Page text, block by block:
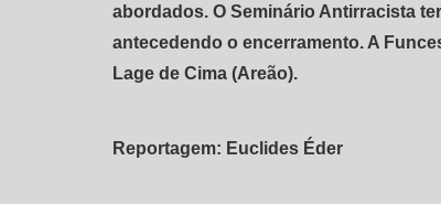
abordados. O Seminário Antirracista
antecedendo o encerramento. A
Lage de Cima (Areão).
Reportagem: Euclides Éder